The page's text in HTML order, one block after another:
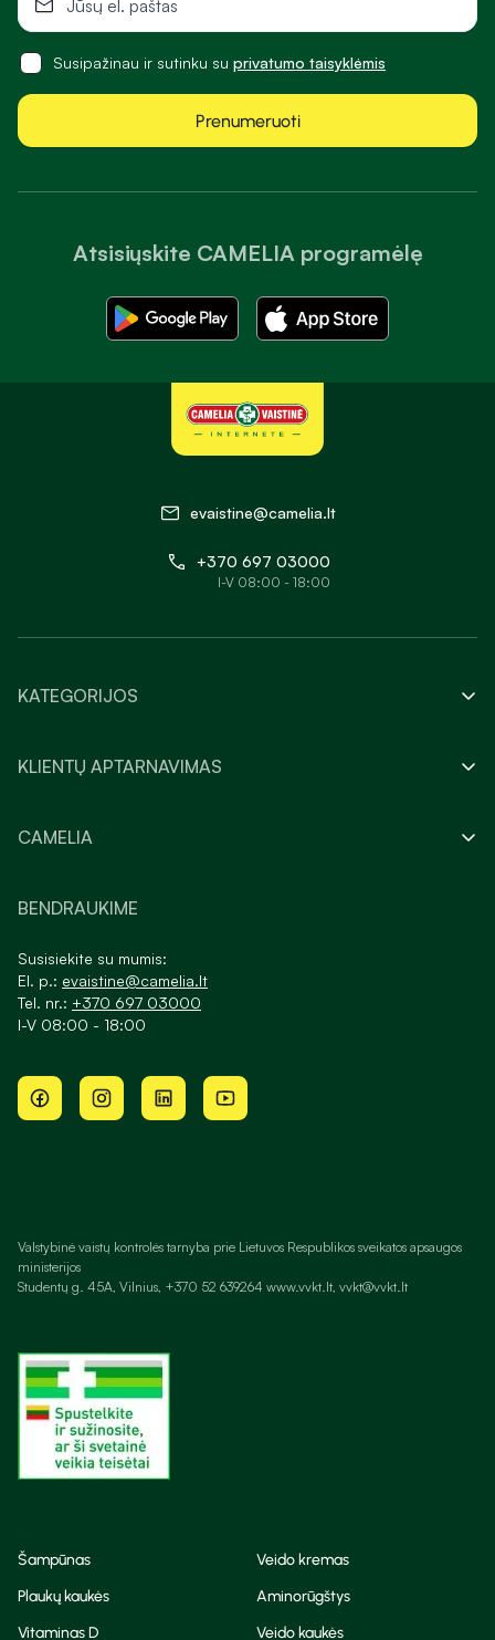
Atsisiųskite CAMELIA programėlę
Susipažinau ir sutinku su privatumo taisyklėmis
Prenumeruoti
evaistine@camelia.lt
+370 697 03000
I-V 08:00 - 18:00
KATEGORIJOS
KLIENTŲ APTARNAVIMAS
CAMELIA
BENDRAUKIME
Susisiekite su mumis:
El. p.: evaistine@camelia.lt
Tel. nr.: +370 697 03000
I-V 08:00 - 18:00
Valstybinė vaistų kontrolės tarnyba prie Lietuvos Respublikos sveikatos apsaugos
ministerijos
Studentų g. 45A, Vilnius, +370 52 639264 www.vvkt.lt, vvkt@vvkt.lt
Šampūnas
Veido kremas
Plaukų kaukės
Aminorūgštys
Vitaminas D
Veido kaukės